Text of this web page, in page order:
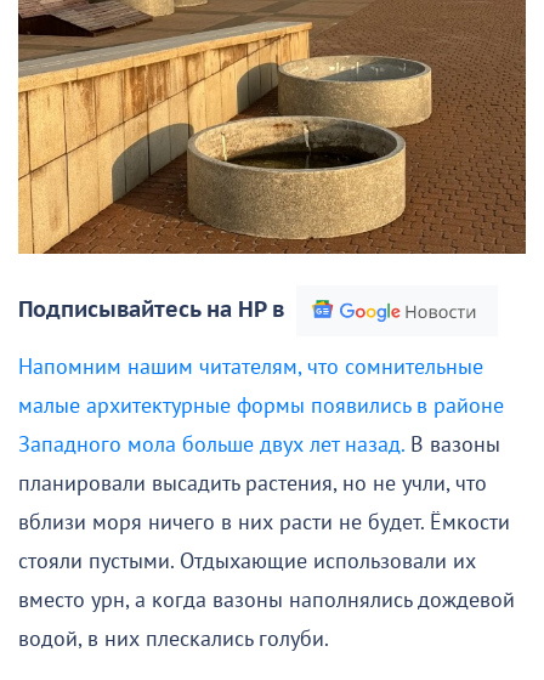
Подписывайтесь на НР в
Напомним нашим читателям, что сомнительные
малые архитектурные формы появились в районе
Западного мола больше двух лет назад. В вазоны
планировали высадить растения, но не учли, что
вблизи моря ничего в них расти не будет. Ёмкости
стояли пустыми. Отдыхающие использовали их
вместо урн, а когда вазоны наполнялись дождевой
водой, в них плескались голуби.